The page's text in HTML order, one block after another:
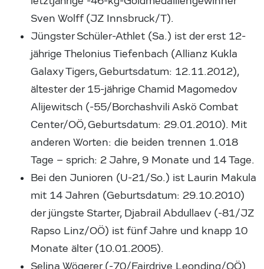
Sven Wolff (JZ Innsbruck/T).
Jüngster Schüler-Athlet (Sa.) ist der erst 12-
jährige Thelonius Tiefenbach (Allianz Kukla
Galaxy Tigers, Geburtsdatum: 12.11.2012),
ältester der 15-jährige Chamid Magomedov
Alijewitsch (-55/Borchashvili Askö Combat
Center/OÖ, Geburtsdatum: 29.01.2010). Mit
anderen Worten: die beiden trennen 1.018
Tage – sprich: 2 Jahre, 9 Monate und 14 Tage.
Bei den Junioren (U-21/So.) ist Laurin Makula
mit 14 Jahren (Geburtsdatum: 29.10.2010)
der jüngste Starter, Djabrail Abdullaev (-81/JZ
Rapso Linz/OÖ) ist fünf Jahre und knapp 10
Monate älter (10.01.2005).
Selina Wögerer (-70/Fairdrive Leonding/OÖ)